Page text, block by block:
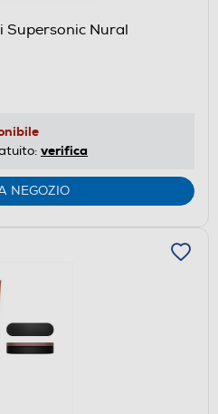
Supersonic Nural
verifica
NEGOZIO